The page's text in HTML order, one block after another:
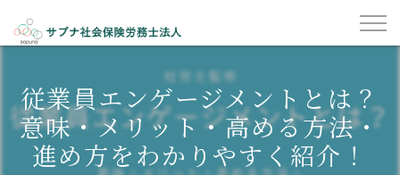
従業員エンゲージメントとは？
意味・メリット・高める方法・
進め方をわかりやすく紹介！